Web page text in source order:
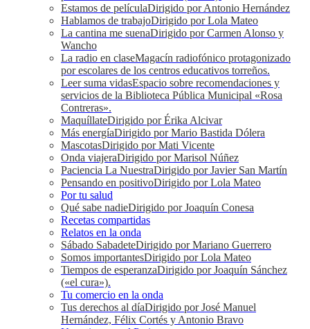
Estamos de películaDirigido por Antonio Hernández
Hablamos de trabajoDirigido por Lola Mateo
La cantina me suenaDirigido por Carmen Alonso y
Wancho
La radio en claseMagacín radiofónico protagonizado
por escolares de los centros educativos torreños.
Leer suma vidasEspacio sobre recomendaciones y
servicios de la Biblioteca Pública Municipal «Rosa
Contreras».
MaquíllateDirigido por Érika Alcivar
Más energíaDirigido por Mario Bastida Dólera
MascotasDirigido por Mati Vicente
Onda viajeraDirigido por Marisol Núñez
Paciencia La NuestraDirigido por Javier San Martín
Pensando en positivoDirigido por Lola Mateo
Por tu salud
Qué sabe nadieDirigido por Joaquín Conesa
Recetas compartidas
Relatos en la onda
Sábado SabadeteDirigido por Mariano Guerrero
Somos importantesDirigido por Lola Mateo
Tiempos de esperanzaDirigido por Joaquín Sánchez
(«el cura»).
Tu comercio en la onda
Tus derechos al díaDirigido por José Manuel
Hernández, Félix Cortés y Antonio Bravo